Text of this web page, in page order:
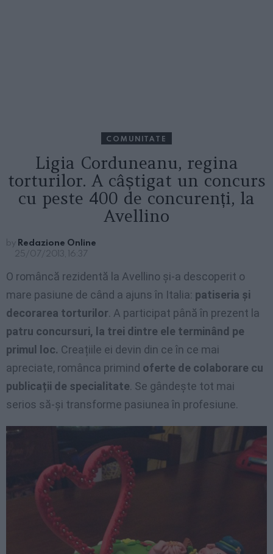
COMUNITATE
Ligia Corduneanu, regina
torturilor. A câștigat un concurs
cu peste 400 de concurenți, la
Avellino
by Redazione Online
25/07/2013, 16:37
O româncă rezidentă la Avellino și-a descoperit o
mare pasiune de când a ajuns în Italia: patiseria și
decorarea torturilor. A participat până în prezent la
patru concursuri, la trei dintre ele terminând pe
primul loc. Creațiile ei devin din ce în ce mai
apreciate, românca primind oferte de colaborare cu
publicații de specialitate. Se gândește tot mai
serios să-și transforme pasiunea în profesiune.